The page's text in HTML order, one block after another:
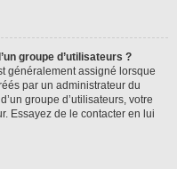
groupe d’utilisateurs ?
généralement assigné lorsque
par un administrateur du
groupe d’utilisateurs, votre
Essayez de le contacter en lui